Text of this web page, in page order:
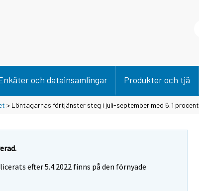
och datainsamlingar Produkter och tjä
> Löntagarnas förtjänster steg i juli-september med 6,1 procent
efter 5.4.2022 finns på den förnyade